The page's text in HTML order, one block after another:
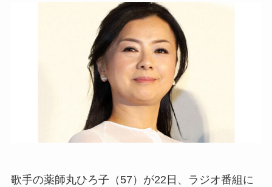
歌手の薬師丸ひろ子（57）が22日、ラジオ番組に